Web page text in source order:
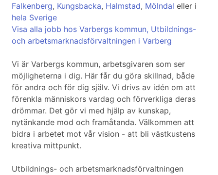
Falkenberg, Kungsbacka, Halmstad, Mölndal eller i
hela Sverige
Visa alla jobb hos Varbergs kommun, Utbildnings-
och arbetsmarknadsförvaltningen i Varberg
Vi är Varbergs kommun, arbetsgivaren som ser
möjligheterna i dig. Här får du göra skillnad, både
för andra och för dig själv. Vi drivs av idén om att
förenkla människors vardag och förverkliga deras
drömmar. Det gör vi med hjälp av kunskap,
nytänkande mod och framåtanda. Välkommen att
bidra i arbetet mot vår vision - att bli västkustens
kreativa mittpunkt.
Utbildnings- och arbetsmarknadsförvaltningen